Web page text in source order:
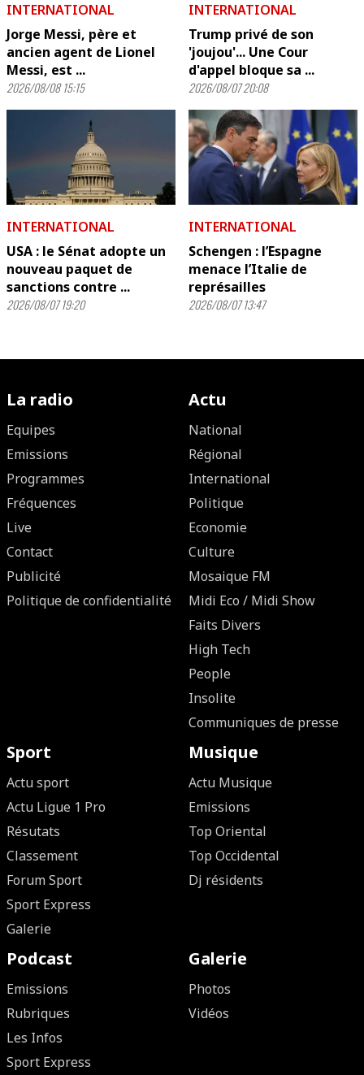
INTERNATIONAL
Jorge Messi, père et
ancien agent de Lionel
Messi, est ...
2026/08/08 15:15
INTERNATIONAL
Trump privé de son
'joujou'... Une Cour
d'appel bloque sa ...
2026/08/07 20:08
INTERNATIONAL
USA : le Sénat adopte un
nouveau paquet de
sanctions contre ...
2026/08/07 19:20
INTERNATIONAL
Schengen : l’Espagne
menace l’Italie de
représailles
2026/08/07 13:47
La radio
Equipes
Emissions
Programmes
Fréquences
Live
Contact
Publicité
Politique de confidentialité
Actu
National
Régional
International
Politique
Economie
Culture
Mosaique FM
Midi Eco / Midi Show
Faits Divers
High Tech
People
Insolite
Communiques de presse
Sport
Actu sport
Actu Ligue 1 Pro
Résutats
Classement
Forum Sport
Sport Express
Galerie
Musique
Actu Musique
Emissions
Top Oriental
Top Occidental
Dj résidents
Podcast
Emissions
Rubriques
Les Infos
Sport Express
Galerie
Photos
Vidéos